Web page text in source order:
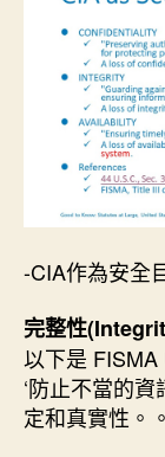
-CIA作為安全
完整性
以下是 FISMA
‘防止不當的
定和真實性。